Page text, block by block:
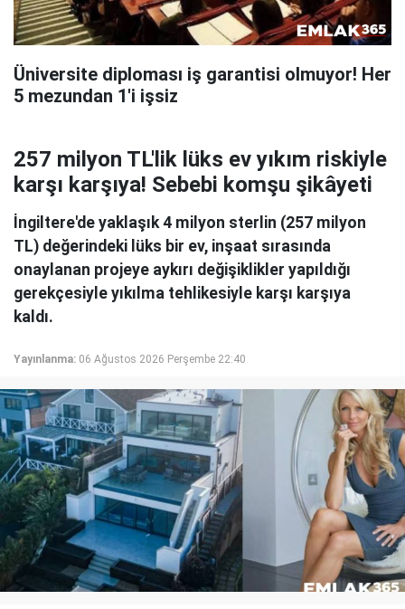
Üniversite diploması iş garantisi olmuyor! Her
5 mezundan 1'i işsiz
257 milyon TL'lik lüks ev yıkım riskiyle
karşı karşıya! Sebebi komşu şikâyeti
İngiltere'de yaklaşık 4 milyon sterlin (257 milyon
TL) değerindeki lüks bir ev, inşaat sırasında
onaylanan projeye aykırı değişiklikler yapıldığı
gerekçesiyle yıkılma tehlikesiyle karşı karşıya
kaldı.
Yayınlanma: 06 Ağustos 2026 Perşembe 22:40